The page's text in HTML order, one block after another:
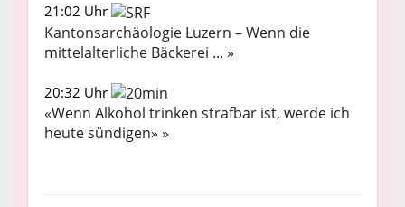
21:02 Uhr
Kantonsarchäologie Luzern – Wenn die
mittelalterliche Bäckerei ... »
20:32 Uhr
«Wenn Alkohol trinken strafbar ist, werde ich
heute sündigen» »